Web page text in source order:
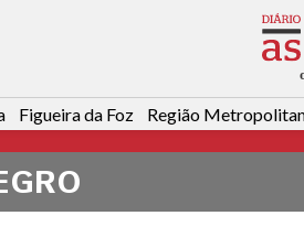
Figueira da Foz Região